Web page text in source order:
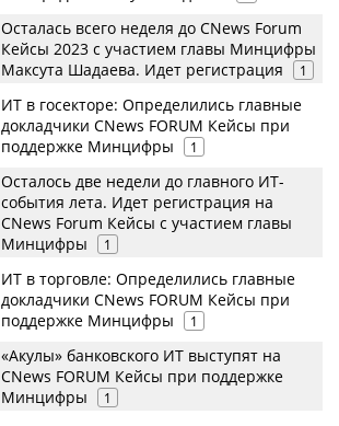
Осталась всего неделя до CNews Forum
Кейсы 2023 с участием главы Минцифры
Максута Шадаева. Идет регистрация
1
ИТ в госекторе: Определились главные
докладчики CNews FORUM Кейсы при
поддержке Минцифры
1
Осталось две недели до главного ИТ-
события лета. Идет регистрация на
CNews Forum Кейсы с участием главы
Минцифры
1
ИТ в торговле: Определились главные
докладчики CNews FORUM Кейсы при
поддержке Минцифры
1
«Акулы» банковского ИТ выступят на
CNews FORUM Кейсы при поддержке
Минцифры
1